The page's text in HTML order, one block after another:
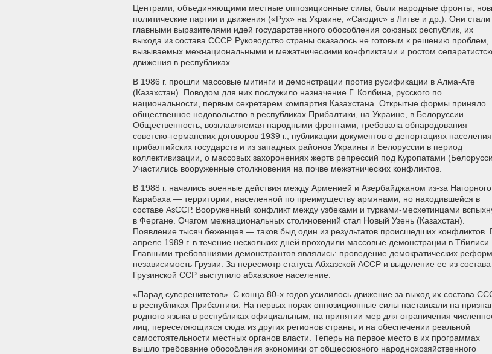
Центрами, объединяющими местные оппозиционные силы, были народные фронты,
политические партии и движения («Рух» на Украине, «Саюдис» в Литве и др.). Они стали
главными выразителями идей государственного обособления союзных республик, их
выхода из состава СССР. Руководство страны оказалось не готовым к решению проблем,
вызываемых межнациональными и межэтническими конфликтами и ростом
движения в республиках.
В 1986 г. прошли массовые митинги и демонстрации против русификации в Алма-Ате
(Казахстан). Поводом для них послужило назначение Г. Колбина, русского по
национальности, первым секретарем компартия Казахстана. Открытые формы приняло
общественное недовольство в республиках Прибалтики, на Украине, в Белоруссии.
Общественность, возглавляемая народными фронтами, требовала обнародования
советско-германских договоров 1939 г., публикации документов о депортациях
прибалтийских государств и из западных районов Украины и Белоруссии в период
коллективизации, о массовых захоронениях жертв репрессий под Куропатами
Участились вооруженные столкновения на почве межэтнических конфликтов.
В 1988 г. начались военные действия между Арменией и Азербайджаном из-за Нагорного
Карабаха — территории, населенной по преимуществу армянами, но находившейся в
составе АзССР. Вооруженный конфликт между узбеками и турками-месхетинцами
в Фергане. Очагом межнациональных столкновений стал Новый Узень (Казахстан).
Появление тысяч беженцев — таков быд один из результатов происшедших конфликтов.
апреле 1989 г. в течение нескольких дней проходили массовые демонстрации в Тбилиси.
Главными требованиями демонстрантов являлись: проведение демократических
независимость Грузии. За пересмотр статуса Абхазской АССР и выделение ее из состава
Грузинской ССР выступило абхазское население.
«Парад суверенитетов». С конца 80-х годов усилилось движение за выход их состава
в республиках Прибалтики. На первых порах оппозиционные силы настаивали на
родного языка в республиках официальным, на принятии мер для ограничения
лиц, переселяющихся сюда из других регионов страны, и на обеспечении реальной
самостоятельности местных органов власти. Теперь на первое место в их программах
вышло требование обособления экономики от общесоюзного народнохозяйственного